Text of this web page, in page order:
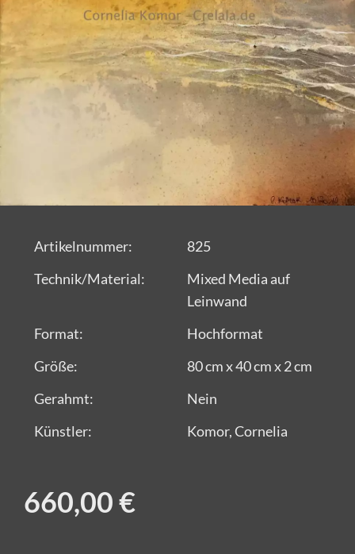
Artikelnummer:
825
Technik/Material:
Mixed Media auf
Leinwand
Format:
Hochformat
Größe:
80 cm x 40 cm x 2 cm
Gerahmt:
Nein
Künstler:
Komor, Cornelia
660,00 €